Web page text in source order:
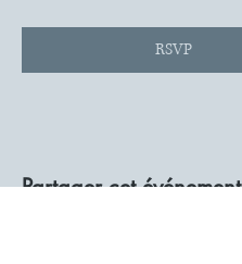
RSVP
Partager cet événement